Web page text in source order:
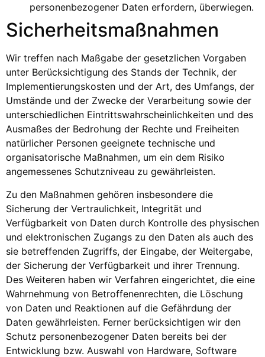
personenbezogener Daten erfordern, überwiegen.
Sicherheitsmaßnahmen
Wir treffen nach Maßgabe der gesetzlichen Vorgaben
unter Berücksichtigung des Stands der Technik, der
Implementierungskosten und der Art, des Umfangs, der
Umstände und der Zwecke der Verarbeitung sowie der
unterschiedlichen Eintrittswahrscheinlichkeiten und des
Ausmaßes der Bedrohung der Rechte und Freiheiten
natürlicher Personen geeignete technische und
organisatorische Maßnahmen, um ein dem Risiko
angemessenes Schutzniveau zu gewährleisten.
Zu den Maßnahmen gehören insbesondere die
Sicherung der Vertraulichkeit, Integrität und
Verfügbarkeit von Daten durch Kontrolle des physischen
und elektronischen Zugangs zu den Daten als auch des
sie betreffenden Zugriffs, der Eingabe, der Weitergabe,
der Sicherung der Verfügbarkeit und ihrer Trennung.
Des Weiteren haben wir Verfahren eingerichtet, die eine
Wahrnehmung von Betroffenenrechten, die Löschung
von Daten und Reaktionen auf die Gefährdung der
Daten gewährleisten. Ferner berücksichtigen wir den
Schutz personenbezogener Daten bereits bei der
Entwicklung bzw. Auswahl von Hardware, Software